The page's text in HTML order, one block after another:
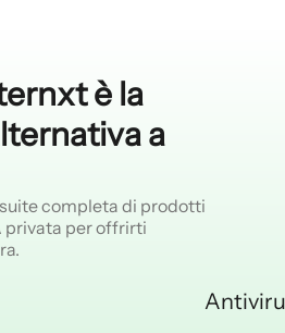
è la
a
completa di prodotti
privata per offrirti